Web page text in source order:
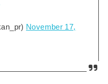
November 17,